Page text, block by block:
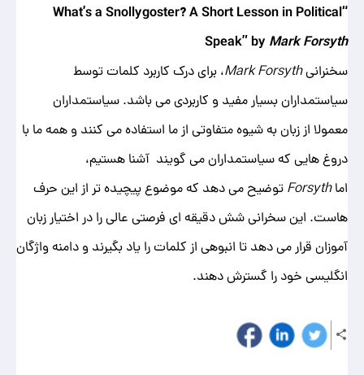
“What’s a Snollygoster? A Short Lesson in Political
Speak” by Mark Forsyth
سخنرانیMark Forsyth، برای درک کاربرد کلمات توسط
سیاستمداران بسیار مفید و کاربردی می باشد. سیاستمداران
معمولا از زبان به شیوه متفاوتی از ما استفاده می ‌کنند و همه ما با
دروغ‌ هایی که سیاستمداران می گویند آشنا هستیم،
اماForsythتوضیح می دهد که موضوع پیچیده‌ تر از این‌ حرف
هاست. این سخرانی شش دقیقه ای فرصتی عالی را در اختیار زبان
آموزان قرار می دهد تا انبوهی از کلمات را یاد بگیرند و دامنه واژگان
انگلیسی خود را گسترش دهند.